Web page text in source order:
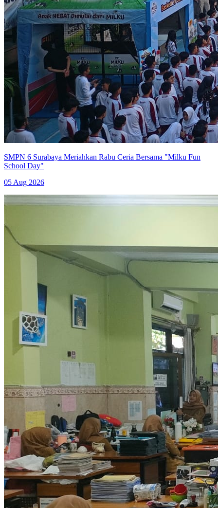
SMPN 6 Surabaya Meriahkan Rabu Ceria Bersama "Milku Fun
School Day"
05 Aug 2026